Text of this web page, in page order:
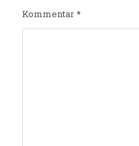
Kommentar*